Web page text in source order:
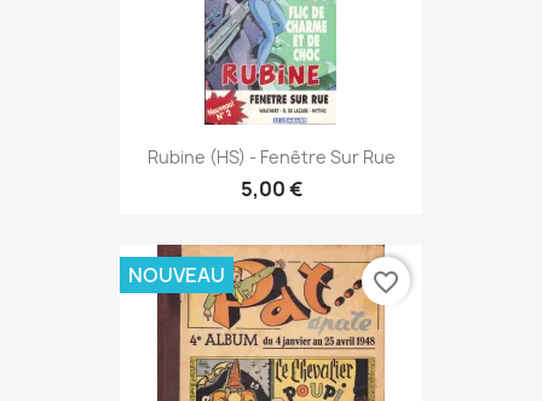
Rubine (HS) - Fenêtre Sur Rue
5,00 €
NOUVEAU favorite_border